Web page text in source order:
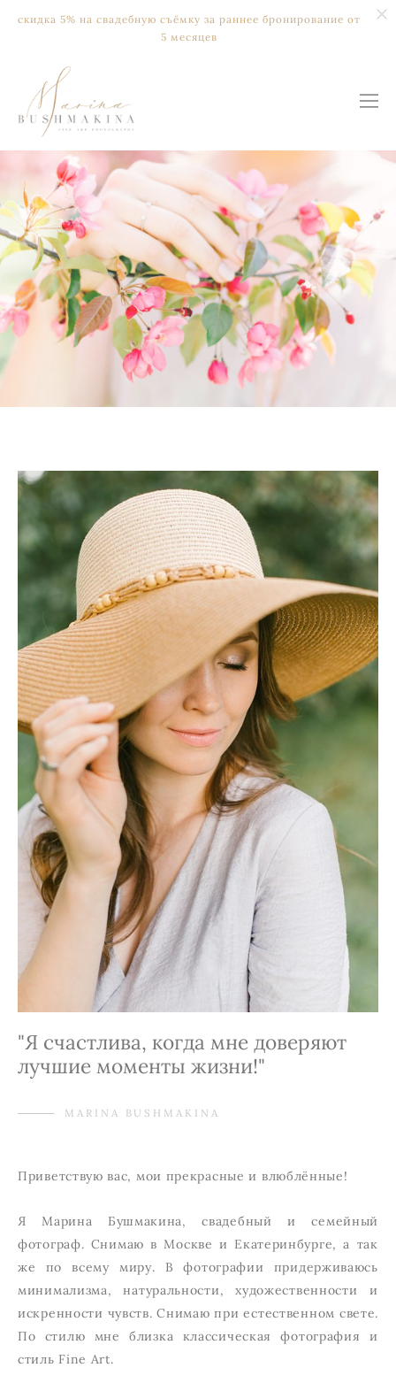
скидка 5% на свадебную съёмку за раннее бронирование от
5 месяцев
"Я счастлива, когда мне доверяют
лучшие моменты жизни!"
MARINA BUSHMAKINA
Приветствую вас, мои прекрасные и влюблённые!
Я Марина Бушмакина, свадебный и семейный
фотограф. Снимаю в Москве и Екатеринбурге, а так
же по всему миру. В фотографии придерживаюсь
минимализма, натуральности, художественности и
искренности чувств. Снимаю при естественном свете.
По стилю мне близка классическая фотография и
стиль Fine Art.